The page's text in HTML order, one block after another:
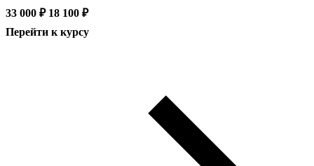
33 000 ₽ 18 100 ₽
Перейти к курсу